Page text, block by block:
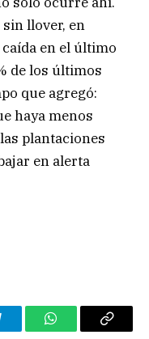
llover, en
en el último
de los últimos
que agregó:
haya menos
plantaciones
en alerta
WhatsAppCopy